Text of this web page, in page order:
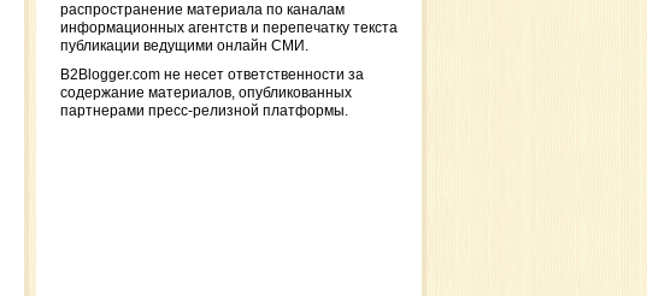
распространение материала по каналам
информационных агентств и перепечатку текста
публикации ведущими онлайн СМИ.
B2Blogger.com не несет ответственности за
содержание материалов, опубликованных
партнерами пресс-релизной платформы.